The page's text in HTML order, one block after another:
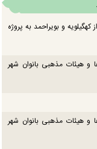
از کهگیلویه و بویراحمد به پروژه
و هیئات مذهبی بانوان شهر
و هیئات مذهبی بانوان شهر